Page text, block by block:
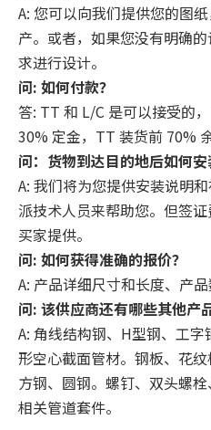
A: 您可以向我们提供您的图
产。或者，如果您没有明确
求进行设计。
问: 如何付款？
答: TT 和 L/C 是可以接受的
30% 定金，TT 装货前 70% 余
问：货物到达目的地后如何安
A: 我们将为您提供安装说明
派技术人员来帮助您。但签
买家提供。
问: 如何获得准确的报价？
A: 产品详细尺寸和长度、产
问: 该供应商还有哪些其他产
A: 角线结构钢、H型钢、工
形空心截面管材。钢板、花纹
方钢、圆钢。螺钉、双头螺
相关管道套件。